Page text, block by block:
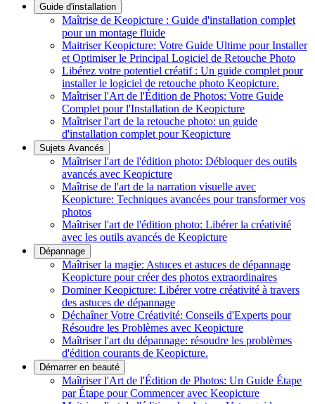
Guide d'installation
Maîtrise de Keopicture : Guide d'installation complet
pour un montage fluide
Maitriser Keopicture: Votre Guide Ultime pour Installer
et Optimiser le Principal Logiciel de Retouche Photo
Libérez votre potentiel créatif : Un guide complet pour
installer le logiciel de retouche photo Keopicture.
Maîtriser l'Art de l'Édition de Photos: Votre Guide
Complet pour l'Installation de Keopicture
Maîtriser l'art de la retouche photo: un guide
d'installation complet pour Keopicture
Sujets Avancés
Maîtriser l'art de l'édition photo: Débloquer des outils
avancés avec Keopicture
Maîtrise de l'art de la narration visuelle avec
Keopicture: Techniques avancées pour transformer vos
photos
Maîtriser l'art de l'édition photo: Libérer la créativité
avec les outils avancés de Keopicture
Dépannage
Maîtriser la magie: Astuces et astuces de dépannage
Keopicture pour créer des photos extraordinaires
Dominer Keopicture: Libérer votre créativité à travers
des astuces de dépannage
Déchaîner Votre Créativité: Conseils d'Experts pour
Résoudre les Problèmes avec Keopicture
Maîtriser l'art du dépannage: résoudre les problèmes
d'édition courants de Keopicture.
Démarrer en beauté
Maîtriser l'Art de l'Édition de Photos: Un Guide Étape
par Étape pour Commencer avec Keopicture